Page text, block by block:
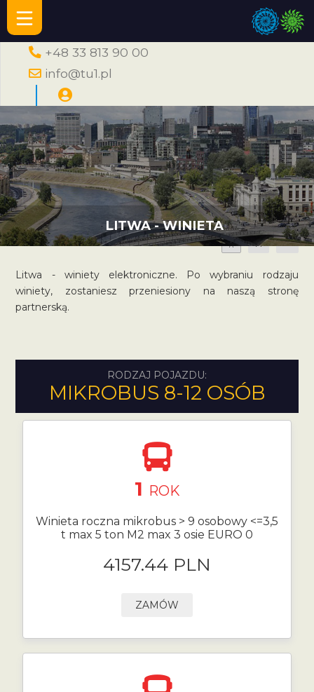
+48 33 813 90 00
info@tu1.pl
LITWA - WINIETA
A A A
Litwa - winiety elektroniczne. Po wybraniu rodzaju
winiety, zostaniesz przeniesiony na naszą stronę
partnerską.
RODZAJ POJAZDU:
MIKROBUS 8-12 OSÓB
1 ROK
Winieta roczna mikrobus > 9 osobowy <=3,5
t max 5 ton M2 max 3 osie EURO 0
4157.44 PLN
ZAMÓW